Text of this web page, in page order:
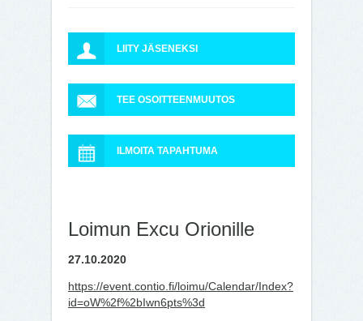
LIITY JÄSENEKSI
TEE OSOITTEENMUUTOS
ILMOITA TAPAHTUMA
Loimun Excu Orionille
27.10.2020
https://event.contio.fi/loimu/Calendar/Index?
id=oW%2f%2bIwn6pts%3d